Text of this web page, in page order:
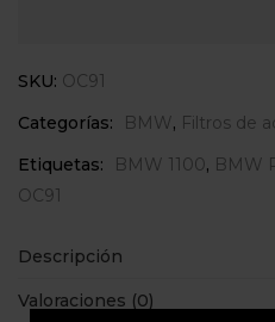
SKU: OC91
Categorías:
BMW, Filtros de
Etiquetas:
BMW 1100, BMW
OC91
Descripción
Valoraciones (0)